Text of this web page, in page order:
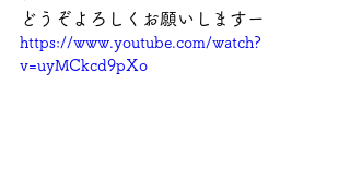
どうぞよろしくお願いしますー
https://www.youtube.com/watch?
v=uyMCkcd9pXo